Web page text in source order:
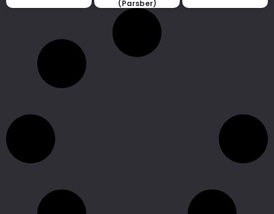
(Parsber)